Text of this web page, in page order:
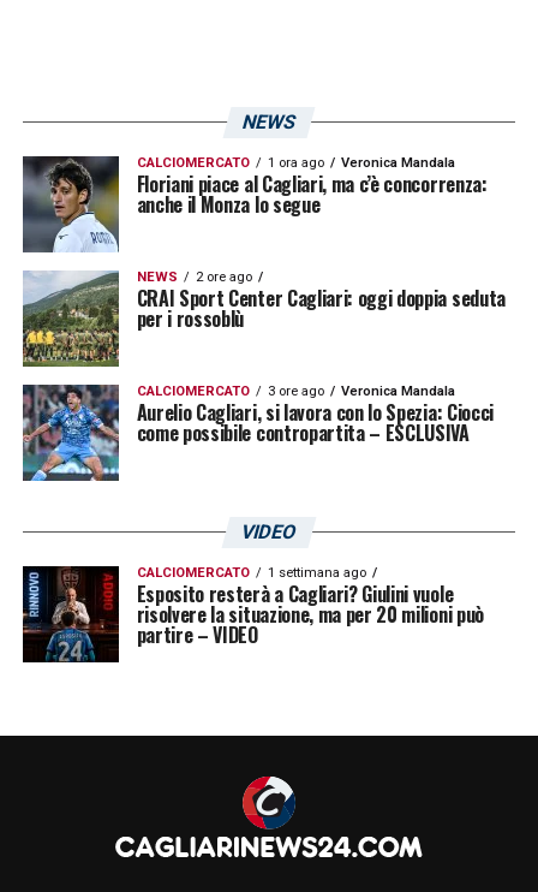
NEWS
CALCIOMERCATO 1 ora ago Veronica Mandala
Floriani piace al Cagliari, ma c’è concorrenza:
anche il Monza lo segue
NEWS 2 ore ago
CRAI Sport Center Cagliari: oggi doppia seduta
per i rossoblù
CALCIOMERCATO 3 ore ago Veronica Mandala
Aurelio Cagliari, si lavora con lo Spezia: Ciocci
come possibile contropartita – ESCLUSIVA
VIDEO
CALCIOMERCATO 1 settimana ago
Esposito resterà a Cagliari? Giulini vuole
risolvere la situazione, ma per 20 milioni può
partire – VIDEO